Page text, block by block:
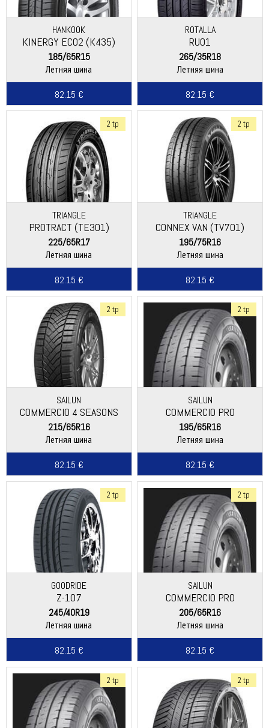
HANKOOK
KINERGY ECO2 (K435)
185/65R15
Летняя шина
82.15 €
ROTALLA
RU01
265/35R18
Летняя шина
82.15 €
2 tp
TRIANGLE
PROTRACT (TE301)
225/65R17
Летняя шина
82.15 €
2 tp
TRIANGLE
CONNEX VAN (TV701)
195/75R16
Летняя шина
82.15 €
2 tp
SAILUN
COMMERCIO 4 SEASONS
215/65R16
Летняя шина
82.15 €
2 tp
SAILUN
COMMERCIO PRO
195/65R16
Летняя шина
82.15 €
2 tp
GOODRIDE
Z-107
245/40R19
Летняя шина
82.15 €
2 tp
SAILUN
COMMERCIO PRO
205/65R16
Летняя шина
82.15 €
2 tp 2 tp